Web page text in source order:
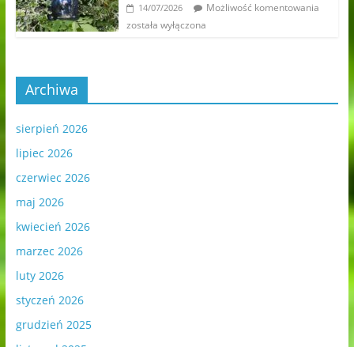
14/07/2026
Możliwość komentowania
została wyłączona
Archiwa
sierpień 2026
lipiec 2026
czerwiec 2026
maj 2026
kwiecień 2026
marzec 2026
luty 2026
styczeń 2026
grudzień 2025